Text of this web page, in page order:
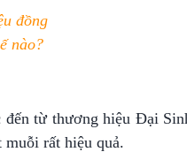
đồng
nào?
đến từ thương hiệu Đại
rất hiệu quả.